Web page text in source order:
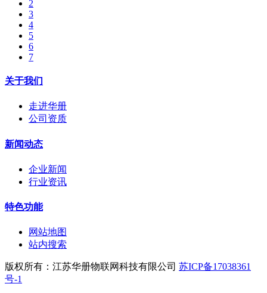
2
3
4
5
6
7
关于我们
走进华册
公司资质
新闻动态
企业新闻
行业资讯
特色功能
网站地图
站内搜索
版权所有：江苏华册物联网科技有限公司 苏ICP备17038361
号-1